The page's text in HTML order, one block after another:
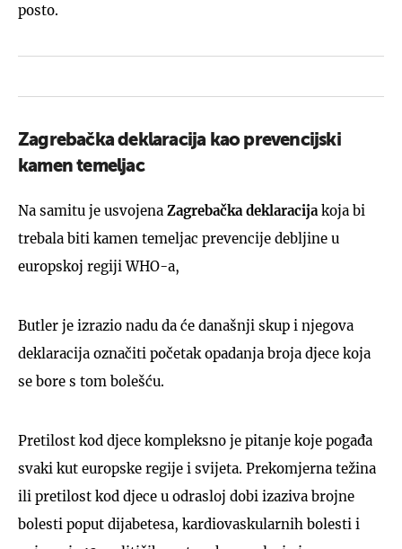
posto.
Zagrebačka deklaracija kao prevencijski
kamen temeljac
Na samitu je usvojena Zagrebačka deklaracija koja bi
trebala biti kamen temeljac prevencije debljine u
europskoj regiji WHO-a,
Butler je izrazio nadu da će današnji skup i njegova
deklaracija označiti početak opadanja broja djece koja
se bore s tom bolešću.
Pretilost kod djece kompleksno je pitanje koje pogađa
svaki kut europske regije i svijeta. Prekomjerna težina
ili pretilost kod djece u odrasloj dobi izaziva brojne
bolesti poput dijabetesa, kardiovaskularnih bolesti i